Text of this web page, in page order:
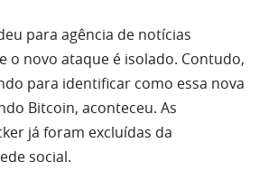
para agência de notícias
o novo ataque é isolado. Contudo,
para identificar como essa nova
Bitcoin, aconteceu. As
já foram excluídas da
social.